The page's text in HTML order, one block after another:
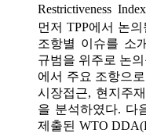
Restrictiveness
먼저 TPP에서 논
조항별 이슈를 소
규범을 위주로 논
에서 주요 조항으
시장접근, 현지주
을 분석하였다. 다
제출된 WTO